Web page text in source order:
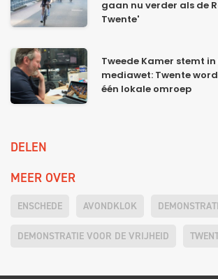
gaan nu verder als de
Twente'
Tweede Kamer stemt
mediawet: Twente
één lokale omroep
DELEN
MEER OVER
ENSCHEDE AVONDKLOK
DEMONSTRATIE VOOR DE VRIJHEID